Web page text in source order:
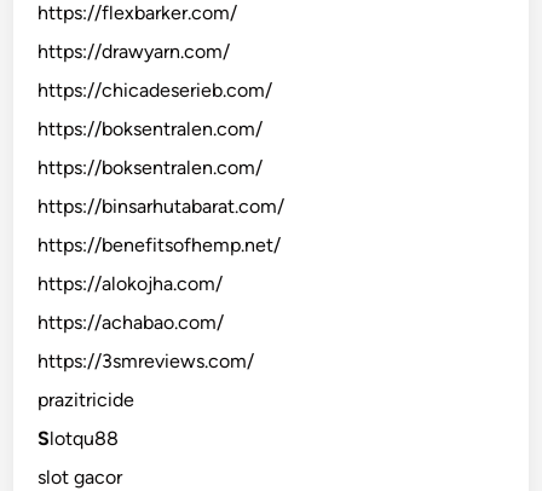
https://flexbarker.com/
https://drawyarn.com/
https://chicadeserieb.com/
https://boksentralen.com/
https://boksentralen.com/
https://binsarhutabarat.com/
https://benefitsofhemp.net/
https://alokojha.com/
https://achabao.com/
https://3smreviews.com/
prazitricide
Slotqu88
slot gacor